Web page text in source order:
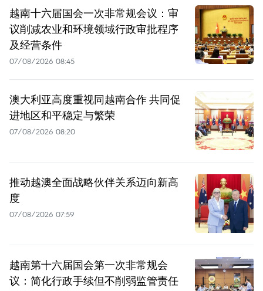
越南十六届国会一次非常规会议：审
议削减农业和环境领域行政审批程序
及经营条件
07/08/2026 08:45
澳大利亚高度重视同越南合作 共同促
进地区和平稳定与繁荣
07/08/2026 08:20
推动越澳全面战略伙伴关系迈向新高
度
07/08/2026 07:59
越南第十六届国会第一次非常规会
议：简化行政手续但不削弱监管责任